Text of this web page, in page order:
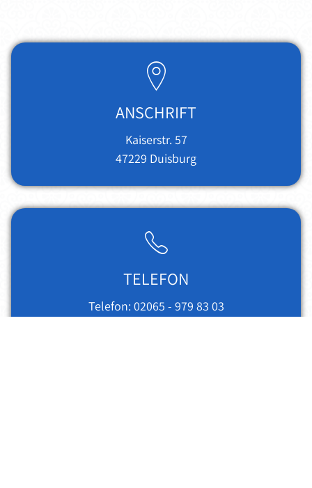
ANSCHRIFT
Kaiserstr. 57
47229 Duisburg
TELEFON
Telefon: 02065 - 979 83 03